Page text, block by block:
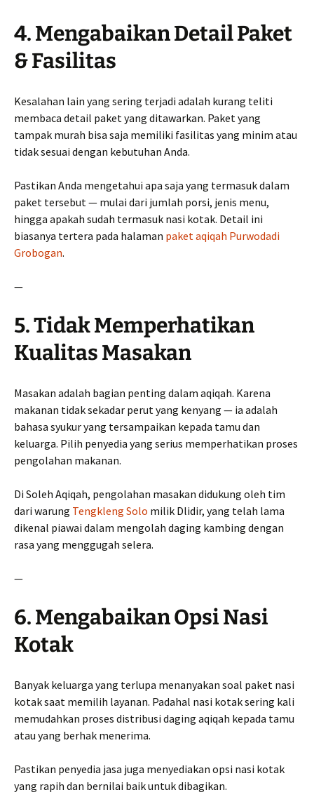
4. Mengabaikan Detail Paket
& Fasilitas
Kesalahan lain yang sering terjadi adalah kurang teliti
membaca detail paket yang ditawarkan. Paket yang
tampak murah bisa saja memiliki fasilitas yang minim atau
tidak sesuai dengan kebutuhan Anda.
Pastikan Anda mengetahui apa saja yang termasuk dalam
paket tersebut — mulai dari jumlah porsi, jenis menu,
hingga apakah sudah termasuk nasi kotak. Detail ini
biasanya tertera pada halaman paket aqiqah Purwodadi
Grobogan.
—
5. Tidak Memperhatikan
Kualitas Masakan
Masakan adalah bagian penting dalam aqiqah. Karena
makanan tidak sekadar perut yang kenyang — ia adalah
bahasa syukur yang tersampaikan kepada tamu dan
keluarga. Pilih penyedia yang serius memperhatikan proses
pengolahan makanan.
Di Soleh Aqiqah, pengolahan masakan didukung oleh tim
dari warung Tengkleng Solo milik Dlidir, yang telah lama
dikenal piawai dalam mengolah daging kambing dengan
rasa yang menggugah selera.
—
6. Mengabaikan Opsi Nasi
Kotak
Banyak keluarga yang terlupa menanyakan soal paket nasi
kotak saat memilih layanan. Padahal nasi kotak sering kali
memudahkan proses distribusi daging aqiqah kepada tamu
atau yang berhak menerima.
Pastikan penyedia jasa juga menyediakan opsi nasi kotak
yang rapih dan bernilai baik untuk dibagikan.